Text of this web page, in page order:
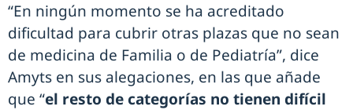
“En ningún momento se ha acreditado
dificultad para cubrir otras plazas que no sean
de medicina de Familia o de Pediatría”, dice
Amyts en sus alegaciones, en las que añade
que “el resto de categorías no tienen difícil